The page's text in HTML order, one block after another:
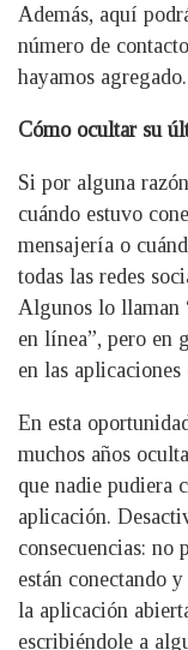
Además, aquí
número de
hayamos agregado.
Cómo ocultar su
Si por alguna
cuándo estuvo
mensajería o
todas las redes
Algunos lo llaman
en línea”, pero en
en las aplicaciones
En esta
muchos años
que nadie pudiera
aplicación.
consecuencias: no
están conectando
la aplicación
escribiéndole a